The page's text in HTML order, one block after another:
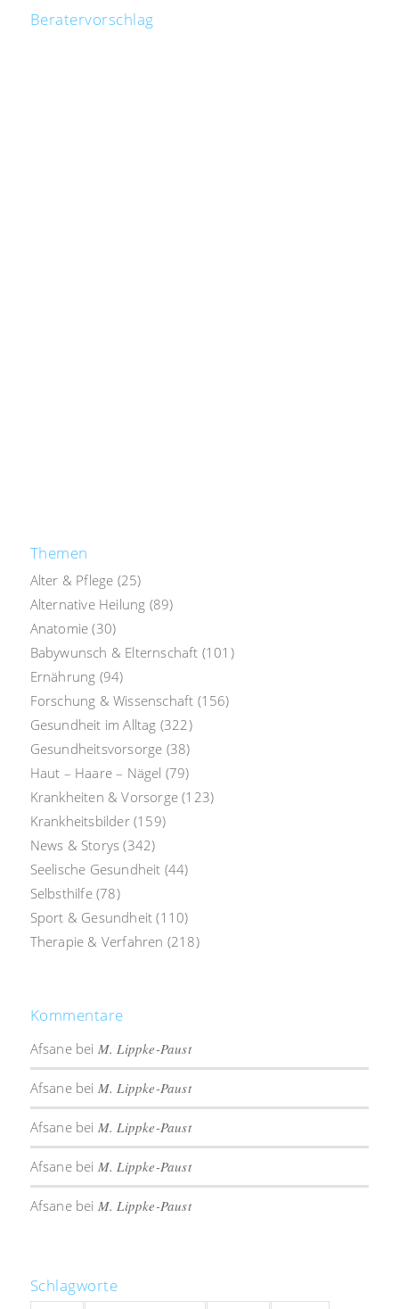
Beratervorschlag
Themen
Alter & Pflege (25)
Alternative Heilung (89)
Anatomie (30)
Babywunsch & Elternschaft (101)
Ernährung (94)
Forschung & Wissenschaft (156)
Gesundheit im Alltag (322)
Gesundheitsvorsorge (38)
Haut – Haare – Nägel (79)
Krankheiten & Vorsorge (123)
Krankheitsbilder(159)
News & Storys (342)
Seelische Gesundheit (44)
Selbsthilfe(78)
Sport & Gesundheit (110)
Therapie & Verfahren (218)
Kommentare
Afsanebei M. Lippke-Paust
Afsanebei M. Lippke-Paust
Afsanebei M. Lippke-Paust
Afsanebei M. Lippke-Paust
Afsanebei M. Lippke-Paust
Schlagworte